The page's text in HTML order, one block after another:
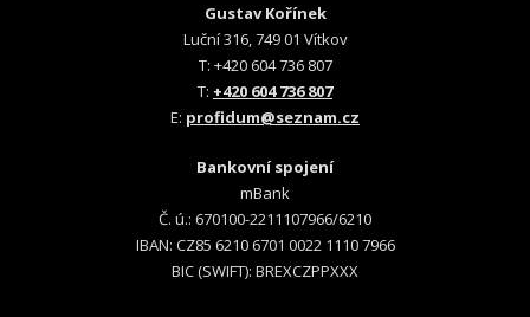
Gustav Kořínek
Luční 316, 749 01 Vítkov
T: +420 604 736 807
T: +420 604 736 807
E: profidum@seznam.cz
Bankovní spojení
mBank
Č. ú.: 670100-2211107966/6210
IBAN: CZ85 6210 6701 0022 1110 7966
BIC (SWIFT): BREXCZPPXXX